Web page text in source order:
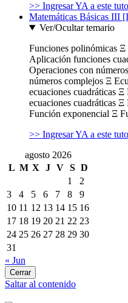
>> Ingresar YA a este
Matemáticas Básicas III
Ver/Ocultar temario
Funciones polinómicas
Aplicación funciones
Operaciones con
números complejos Ξ
ecuaciones cuadráticas
ecuaciones cuadráticas
Función exponencial Ξ
>> Ingresar YA a este
agosto 2026
L M X J V S D
1
2
3
4 5 6 7 8
9
10 11 12 13 14 15 16
17 18 19 20 21 22 23
24 25 26 27 28 29 30
31
« Jun
Cerrar
Saltar al contenido